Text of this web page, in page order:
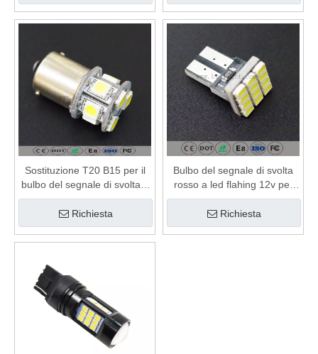
Sostituzione T20 B15 per il
bulbo del segnale di svolta a
LED
Richiesta
Bulbo del segnale di svolta
rosso a led flahing 12v per
auto
Richiesta